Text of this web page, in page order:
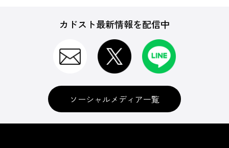
カドスト最新情報を配信中
ソーシャルメディア一覧